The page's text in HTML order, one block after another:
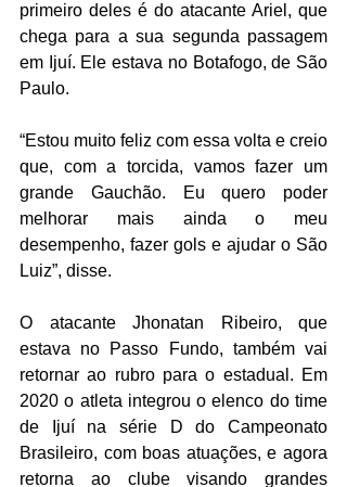
primeiro deles é do atacante Ariel, que
chega para a sua segunda passagem
em Ijuí. Ele estava no Botafogo, de São
Paulo.
“Estou muito feliz com essa volta e creio
que, com a torcida, vamos fazer um
grande Gauchão. Eu quero poder
melhorar mais ainda o meu
desempenho, fazer gols e ajudar o São
Luiz”, disse.
O atacante Jhonatan Ribeiro, que
estava no Passo Fundo, também vai
retornar ao rubro para o estadual. Em
2020 o atleta integrou o elenco do time
de Ijuí na série D do Campeonato
Brasileiro, com boas atuações, e agora
retorna ao clube visando grandes